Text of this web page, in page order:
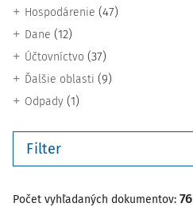
Hospodárenie (47)
Dane (12)
Účtovníctvo (37)
Ďalšie oblasti (9)
Odpady (1)
Filter
Počet vyhľadaných dokumentov: 76